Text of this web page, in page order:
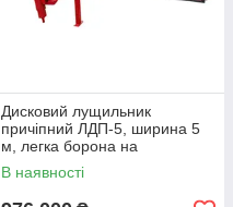
Дисковий лущильник
причіпний ЛДП-5, ширина 5
м, легка борона на
пружинних вібростойках
В наявності